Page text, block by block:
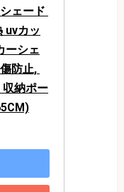
ェード
uvカッ
ーシェ
防止,
収納ポー